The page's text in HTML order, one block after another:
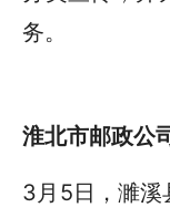
务。
淮北市邮政公
3月5日，濉溪